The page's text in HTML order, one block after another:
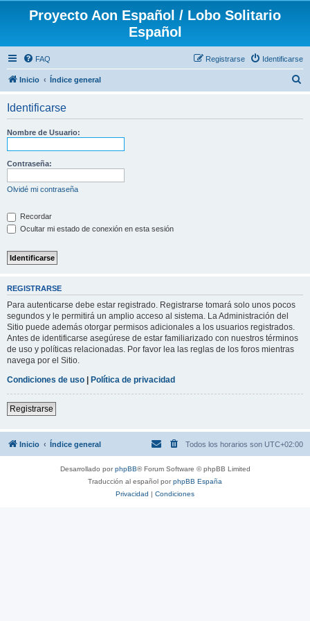
Proyecto Aon Español / Lobo Solitario
Español
FAQ Identificarse
Registrarse
Inicio Índice general
Identificarse
Nombre de Usuario:
Contraseña:
Olvidé mi contraseña
Recordar
Ocultar mi estado de conexión en esta sesión
REGISTRARSE
Para autenticarse debe estar registrado. Registrarse tomará solo unos pocos
segundos y le permitirá un amplio acceso al sistema. La Administración del
Sitio puede además otorgar permisos adicionales a los usuarios registrados.
Antes de identificarse asegúrese de estar familiarizado con nuestros términos
de uso y políticas relacionadas. Por favor lea las reglas de los foros mientras
navega por el Sitio.
Condiciones de uso | Política de privacidad
Registrarse
Inicio Índice general Todos los horarios son UTC+02:00
Desarrollado porphpBB® Forum Software © phpBB Limited
Traducción al español porphpBB España
Privacidad | Condiciones